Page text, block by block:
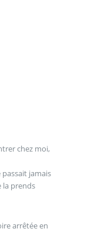
chez moi,
passait jamais
la prends
arrêtée en